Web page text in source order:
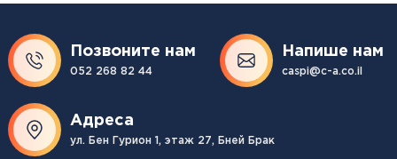
Позвоните нам
052 268 82 44
Напише нам
caspi@c-a.co.il
Адреса
ул. Бен Гурион 1, этаж 27, Бней Брак